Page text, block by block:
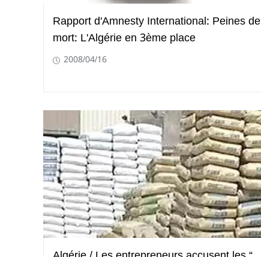
Rapport d'Amnesty International: Peines de
mort: L'Algérie en 3ème place
2008/04/16